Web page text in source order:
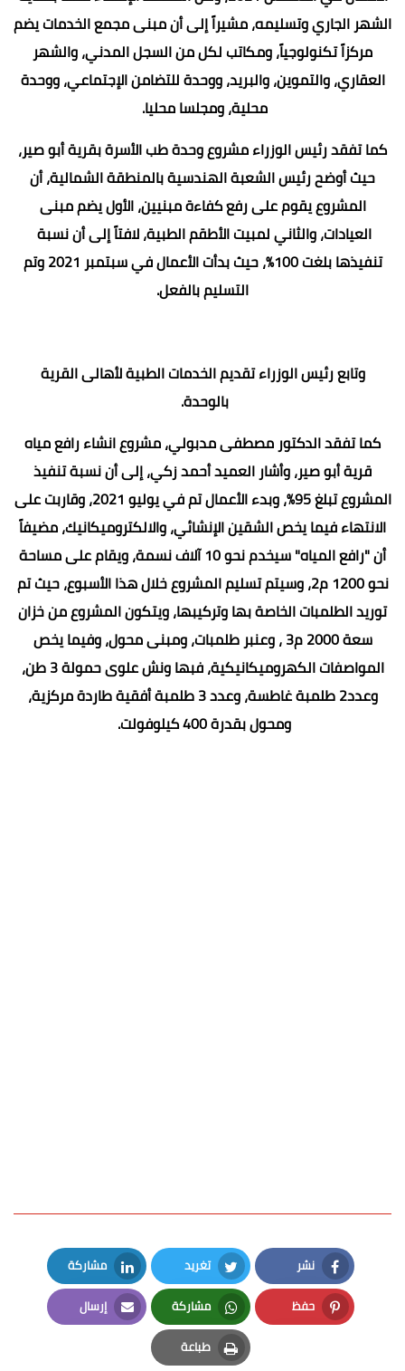
الشهر الجاري وتسليمه، مشيراً إلى أن مبنى مجمع الخدمات يضم
مركزاً تكنولوجياً، ومكاتب لكل من السجل المدني، والشهر
العقاري، والتموين، والبريد، ووحدة للتضامن الإجتماعي، ووحدة
محلية، ومجلسا محليا.
كما تفقد رئيس الوزراء مشروع وحدة طب الأسرة بقرية أبو صير،
حيث أوضح رئيس الشعبة الهندسية بالمنطقة الشمالية، أن
المشروع يقوم على رفع كفاءة مبنيين، الأول يضم مبنى
العيادات، والثاني لمبيت الأطقم الطبية، لافتاً إلى أن نسبة
تنفيذها بلغت 100%، حيث بدأت الأعمال في سبتمبر 2021 وتم
التسليم بالفعل.
وتابع رئيس الوزراء تقديم الخدمات الطبية لأهالى القرية
بالوحدة.
كما تفقد الدكتور مصطفى مدبولي، مشروع انشاء رافع مياه
قرية أبو صير، وأشار العميد أحمد زكي، إلى أن نسبة تنفيذ
المشروع تبلغ 95%، وبدء الأعمال تم في يوليو 2021، وقاربت على
الانتهاء فيما يخص الشقين الإنشائي، والالكتروميكانيك، مضيفاً
أن "رافع المياه" سيخدم نحو 10 آلاف نسمة، ويقام على مساحة
نحو 1200 م2، وسيتم تسليم المشروع خلال هذا الأسبوع، حيث تم
توريد الطلمبات الخاصة بها وتركيبها، ويتكون المشروع من خزان
سعة 2000 م3 ، وعنبر طلمبات، ومبنى محول، وفيما يخص
المواصفات الكهروميكانيكية، فبها ونش علوى حمولة 3 طن،
وعدد2 طلمبة غاطسة، وعدد 3 طلمبة أفقية طاردة مركزية،
ومحول بقدرة 400 كيلوفولت.
نشر
Facebook
تغريد
Twitter
مشاركة
LinkedIn
حفظ
Pinterest
مشاركة
Whatsapp
إرسال
Email
طباعة